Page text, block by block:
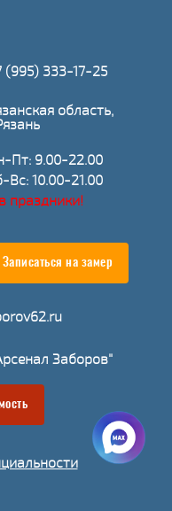
(995) 333-17-25
область,
Пт: 9.00-22.00
Вс: 10.00-21.00
праздники!
Записаться на замер
Заборов"